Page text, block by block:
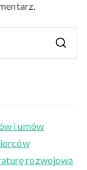
i umów
rozwojową